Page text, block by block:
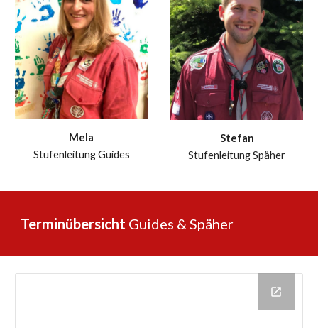
Mela
Stufenleitung Guides
Stefan
Stufenleitung Späher
Terminübersicht Guides & Späher